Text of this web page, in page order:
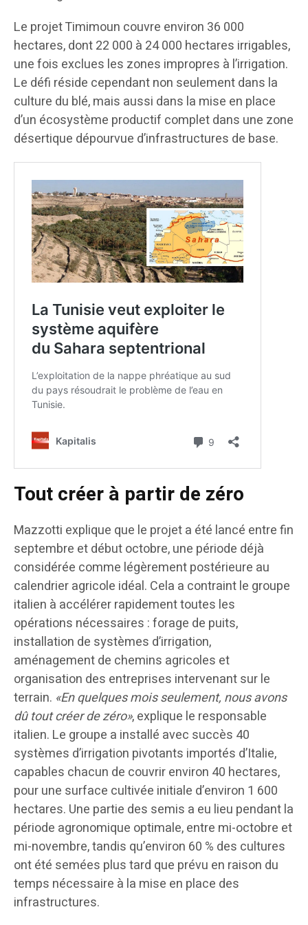
Le projet Timimoun couvre environ 36 000
hectares, dont 22 000 à 24 000 hectares irrigables,
une fois exclues les zones impropres à l’irrigation.
Le défi réside cependant non seulement dans la
culture du blé, mais aussi dans la mise en place
d’un écosystème productif complet dans une zone
désertique dépourvue d’infrastructures de base.
Tout créer à partir de zéro
Mazzotti explique que le projet a été lancé entre fin
septembre et début octobre, une période déjà
considérée comme légèrement postérieure au
calendrier agricole idéal. Cela a contraint le groupe
italien à accélérer rapidement toutes les
opérations nécessaires : forage de puits,
installation de systèmes d’irrigation,
aménagement de chemins agricoles et
organisation des entreprises intervenant sur le
terrain. «En quelques mois seulement, nous avons
dû tout créer de zéro», explique le responsable
italien. Le groupe a installé avec succès 40
systèmes d’irrigation pivotants importés d’Italie,
capables chacun de couvrir environ 40 hectares,
pour une surface cultivée initiale d’environ 1 600
hectares. Une partie des semis a eu lieu pendant la
période agronomique optimale, entre mi-octobre et
mi-novembre, tandis qu’environ 60 % des cultures
ont été semées plus tard que prévu en raison du
temps nécessaire à la mise en place des
infrastructures.